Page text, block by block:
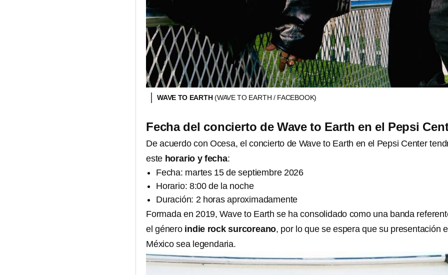
WAVE TO EARTH(WAVE TO EARTH / FACEBOOK)
Fecha del concierto de Wave to Earth en el Pepsi
De acuerdo con Ocesa, el concierto de Wave to Earth en el Pepsi Center
este horario y fecha:
Fecha: martes 15 de septiembre 2026
Horario: 8:00 de la noche
Duración: 2 horas aproximadamente
Formada en 2019, Wave to Earth se ha consolidado como una banda
el género indie rock surcoreano, por lo que se espera que su presentación
México sea legendaria.